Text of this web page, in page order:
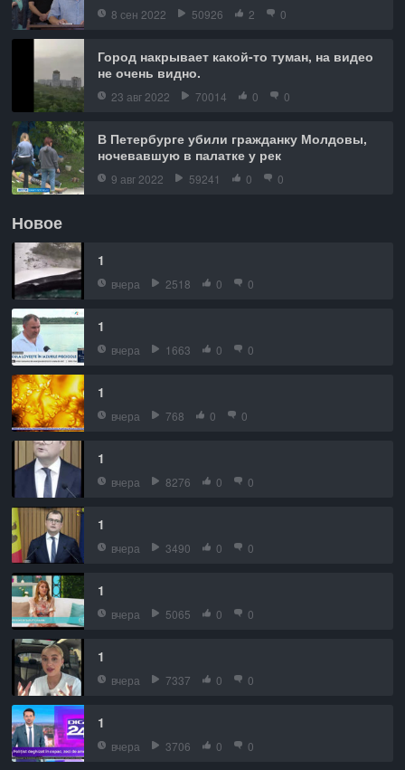
8 сен 2022 50926 2 0
Город накрывает какой-то туман, на видео
не очень видно.
23 авг 2022 70014 0 0
В Петербурге убили гражданку Молдовы,
ночевавшую в палатке у рек
9 авг 2022 59241 0 0
Новое
1
вчера 2518 0 0
1
вчера 1663 0 0
1
вчера 768 0 0
1
вчера 8276 0 0
1
вчера 3490 0 0
1
вчера 5065 0 0
1
вчера 7337 0 0
1
вчера 3706 0 0